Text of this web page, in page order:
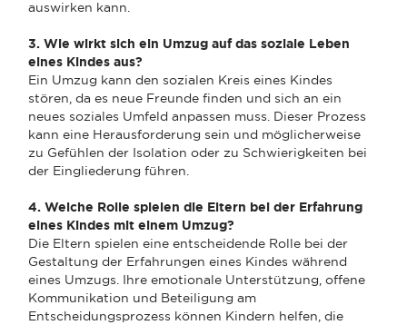
auswirken kann.
3. Wie wirkt sich ein Umzug auf das soziale Leben
eines Kindes aus?
Ein Umzug kann den sozialen Kreis eines Kindes
stören, da es neue Freunde finden und sich an ein
neues soziales Umfeld anpassen muss. Dieser Prozess
kann eine Herausforderung sein und möglicherweise
zu Gefühlen der Isolation oder zu Schwierigkeiten bei
der Eingliederung führen.
4. Welche Rolle spielen die Eltern bei der Erfahrung
eines Kindes mit einem Umzug?
Die Eltern spielen eine entscheidende Rolle bei der
Gestaltung der Erfahrungen eines Kindes während
eines Umzugs. Ihre emotionale Unterstützung, offene
Kommunikation und Beteiligung am
Entscheidungsprozess können Kindern helfen, die